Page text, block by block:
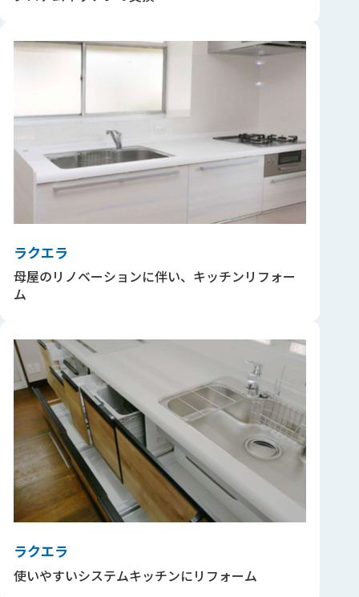
ラクエラ
母屋のリノベーションに伴い、キッチンリフォー
ム
ラクエラ
使いやすいシステムキッチンにリフォーム